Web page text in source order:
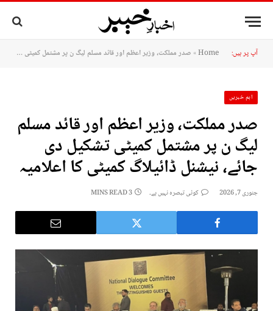
آپ پر ہیں: Home
» صدر مملکت، وزیر اعظم اور قائد مسلم لیگ ن پر مشتمل کمیٹی تشکیل دی جائے، نیشنل ڈائیلاگ کمیٹی کا اعلامیہ
اہم خبریں
صدر مملکت، وزیر اعظم اور قائد مسلم
لیگ ن پر مشتمل کمیٹی تشکیل دی
جائے، نیشنل ڈائیلاگ کمیٹی کا اعلامیہ
جنوری 7, 2026 کوئی تبصرہ نہیں ہے۔ 3 MINS READ